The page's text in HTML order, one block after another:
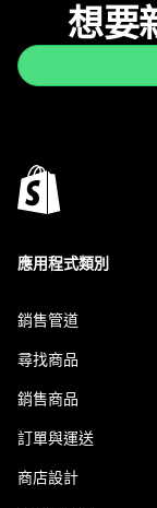
想要
應用程式類別
銷售管道
尋找商品
銷售商品
訂單與運送
商店設計